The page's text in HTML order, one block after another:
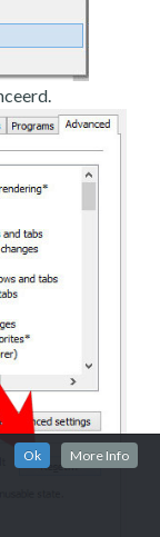
Ok More Info